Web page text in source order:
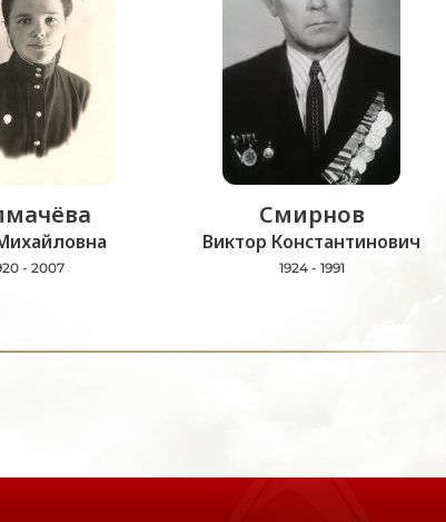
- 2007
Смирнов
Виктор Константинович
1924 - 1991